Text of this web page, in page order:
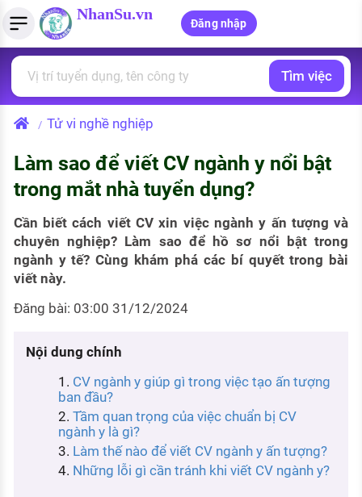
NhanSu.vn
Đăng nhập
Tìm việc làm
Việc làm ngành luật
Việc làm lương cao
Việc làm tốt nhất
CÔNG TY
Danh sách nhà tuyển dụng
Quản lý CV
Tải CV lên
Tạo CV trực tuyến
Mẫu CV đơn giản
Mẫu CV hiện đại
Tính lương Gross - Net
Tính thuế thu nhập cá nhân
Tính trợ cấp thất nghiệp
PHÁP LUẬT VIỆT NAM
Văn bản pháp luật
PHÁP LUẬT LAO ĐỘNG
Lao động và tiền lương
Bảo hiểm và phúc lợi
Thuế thu nhập
Hồ sơ biểu mẫu
Chính sách lao động
KHÁM PHÁ NGHỀ NGHIỆP
Tử vi nghề nghiệp
Kỹ năng nghề nghiệp
HƯỚNG NGHIỆP VIỆC LÀM
Tìm việc
/ Tử vi nghề nghiệp
Làm sao để viết CV ngành y nổi bật
trong mắt nhà tuyển dụng?
Cần biết cách viết CV xin việc ngành y ấn tượng và
chuyên nghiệp? Làm sao để hồ sơ nổi bật trong
ngành y tế? Cùng khám phá các bí quyết trong bài
viết này.
Đăng bài: 03:00 31/12/2024
Nội dung chính
CV ngành y giúp gì trong việc tạo ấn tượng
ban đầu?
Tầm quan trọng của việc chuẩn bị CV
ngành y là gì?
Làm thế nào để viết CV ngành y ấn tượng?
Những lỗi gì cần tránh khi viết CV ngành y?